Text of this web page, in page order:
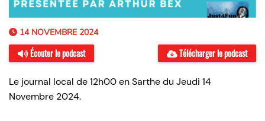
14 NOVEMBRE 2024
Écouter le podcast Télécharger le podcast
Le journal local de 12h00 en Sarthe du Jeudi 14
Novembre 2024.